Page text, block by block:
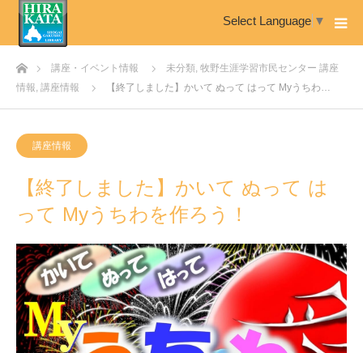
Select Language ▼
ホーム講座・イベント情報 未分類, 牧野生涯学習市民センター 講座
情報, 講座情報 【終了しました】かいて ぬって はって Myうちわ…
講座情報
【終了しました】かいて ぬって は
って Myうちわを作ろう！